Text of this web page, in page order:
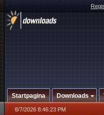
Startpagina Downloads
8/7/2026 8:46:23 PM